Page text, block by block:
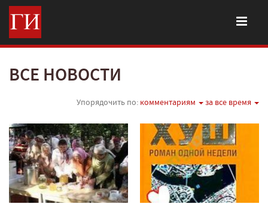
ВСЕ НОВОСТИ
Упорядочить по: комментариям за все время